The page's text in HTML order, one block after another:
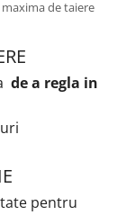
de a regla in
pentru